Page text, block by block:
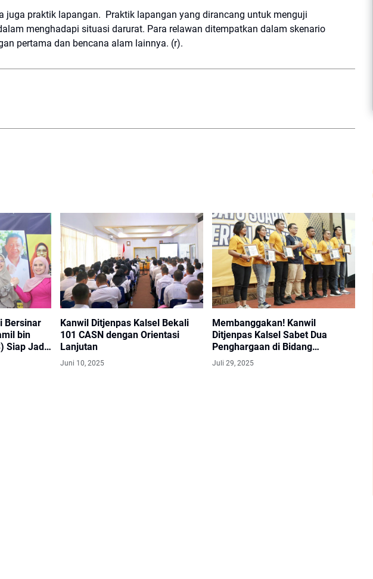
juga praktik lapangan. Praktik lapangan yang dirancang untuk menguji
menghadapi situasi darurat. Para relawan ditempatkan dalam skenario
pertama dan bencana alam lainnya. (r).
Bersinar
bin
Siap Jadi
Kanwil Ditjenpas Kalsel Bekali
101 CASN dengan Orientasi
Lanjutan
Juni 10, 2025
Membanggakan! Kanwil
Ditjenpas Kalsel Sabet Dua
Penghargaan di Bidang
Komunikasi Publik
Juli 29, 2025